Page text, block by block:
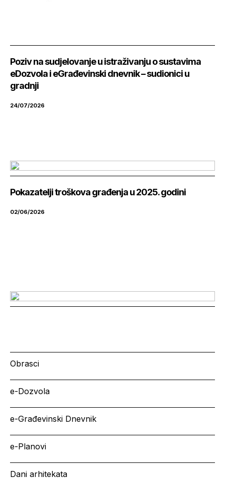
Poziv na sudjelovanje u istraživanju o sustavima
eDozvola i eGrađevinski dnevnik – sudionici u
gradnji
24/07/2026
Pokazatelji troškova građenja u 2025. godini
02/06/2026
Obrasci
e-Dozvola
e-Građevinski Dnevnik
e-Planovi
Dani arhitekata